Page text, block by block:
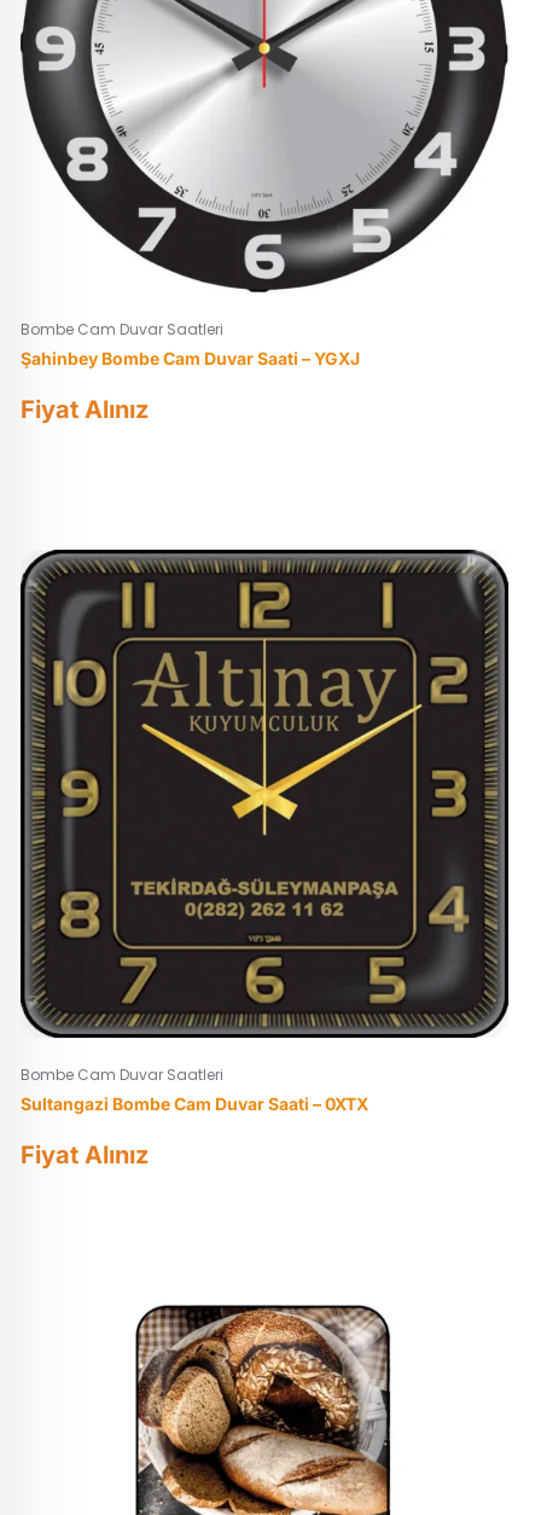
Bombe Cam Duvar Saatleri
Şahinbey Bombe Cam Duvar Saati – YGXJ
Fiyat Alınız
Bombe Cam Duvar Saatleri
Sultangazi Bombe Cam Duvar Saati – 0XTX
Fiyat Alınız